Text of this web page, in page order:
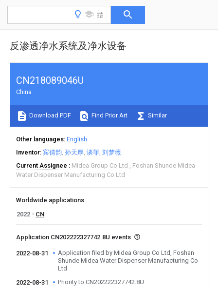
反渗透净水系统及净水设备
CN218089046U
China
Download PDF Find Prior Art Similar
Other languages English
Inventor 宾倩韵 孙天厚 谈菲 刘梦薇
Current Assignee
Midea Group Co Ltd
Foshan Shunde Midea
Water Dispenser Manufacturing Co Ltd
Worldwide applications
2022
CN
Application CN202222327742.8U events
2022-08-31
Application filed by Midea Group Co Ltd, Foshan
Shunde Midea Water Dispenser Manufacturing Co
Ltd
2022-08-31
Priority to CN202222327742.8U